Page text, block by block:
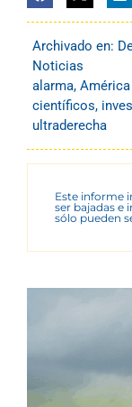
Archivado en:
Noticias
alarma,
científicos,
ultraderecha
Este informe
ser bajadas e
sólo pueden